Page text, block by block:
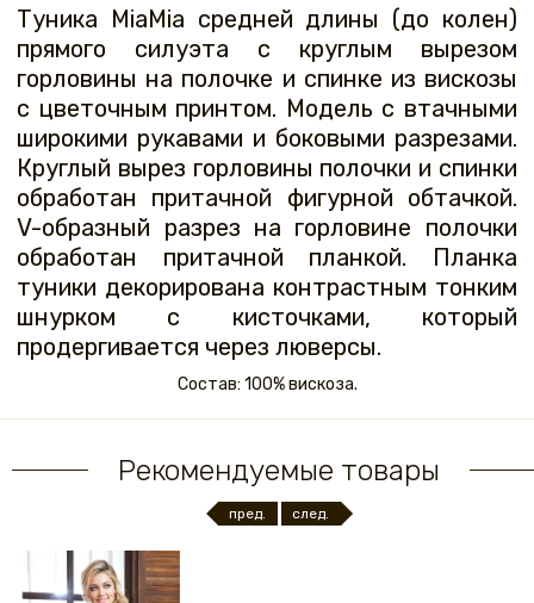
Туника MiaMia средней длины (до колен)
прямого силуэта с круглым вырезом
горловины на полочке и спинке из вискозы
с цветочным принтом. Модель с втачными
широкими рукавами и боковыми разрезами.
Круглый вырез горловины полочки и спинки
обработан притачной фигурной обтачкой.
V-образный разрез на горловине полочки
обработан притачной планкой. Планка
туники декорирована контрастным тонким
шнурком с кисточками, который
продергивается через люверсы.
Состав: 100% вискоза.
Рекомендуемые товары
пред. след.